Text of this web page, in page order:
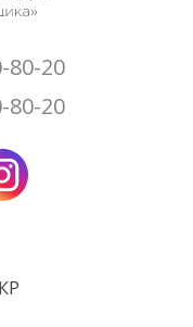
80-20
80-20